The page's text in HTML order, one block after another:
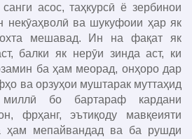
асос, таҳкурсӣ ё зербинои
некӯаҳволӣ ва шукуфоии ҳар як
мешавад. Ин на фақат як
балки як нерӯи зинда аст, ки
ба ҳам меорад, онҳоро дар
ва орзуҳои муштарак муттаҳид
миллӣ бо бартараф кардани
фрҳанг, эътиқоду мавқеияти
ҳам мепайвандад ва ба рушди